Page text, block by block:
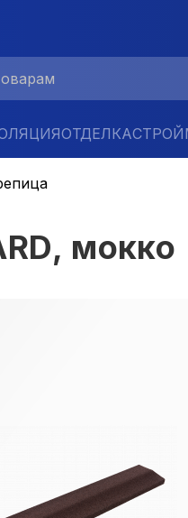
ОТДЕЛКА
мокко